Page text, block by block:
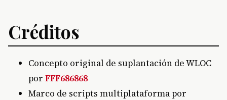
Créditos
Concepto original de suplantación de WLOC
por FFF686868
Marco de scripts multiplataforma por